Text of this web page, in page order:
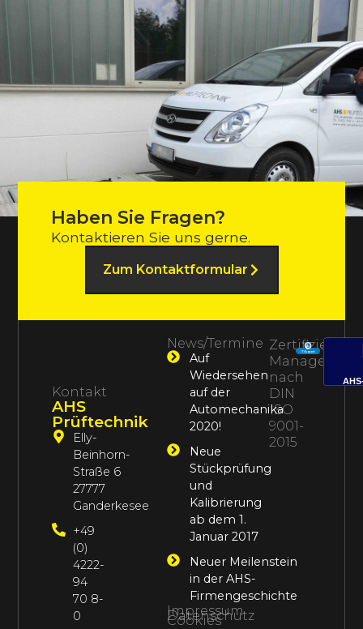
Haben Sie Fragen?
Kontaktieren Sie uns gerne.
Zum Kontaktformular
News/Termine
Auf
Wiedersehen
auf der
Automechanika
2020!
Neue
Stückprüfung
und
Kalibrierung
ab dem 1.
Januar 2017
Neuer Meilenstein
in der AHS-
Firmengeschichte
Impressum
Datenschutz
Cookies
Kontakt
AHS
Prüftechnik
Elly-
Beinhorn-
Straße 6
27777
Ganderkesee
+49
(0)
4222-
94
70 8-
0
Zertifiziertes
nach
DIN
ISO
9001-
2015